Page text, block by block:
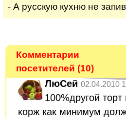
- А русскую кухню не
Комментарии
посетителей (10)
ЛюСей 02.04.2010
100%другой
корж как минимум